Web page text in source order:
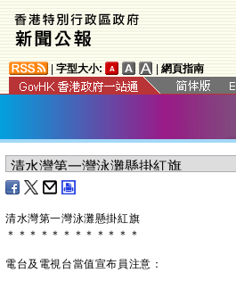
字型大小: 網頁指南
清水灣第一灣泳灘懸掛紅旗
＊ ＊ ＊ ＊ ＊ ＊ ＊ ＊ ＊ ＊ ＊ ＊
電台及電視台當值宣布員注意：